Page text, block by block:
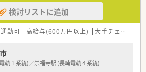
店やカフェが併設されております。
平日16:30まで、土曜は11:30までです。
17:00まで、土曜は12:30までです。
ーダリングシステムが導入されており、業務効
います。分包機はトーショーの製品を使用して
検討リストに追加
勤可 高給与(600万円以上) 大手チェーン以外
軌１系統)／崇福寺駅 (長崎電軌４系統)